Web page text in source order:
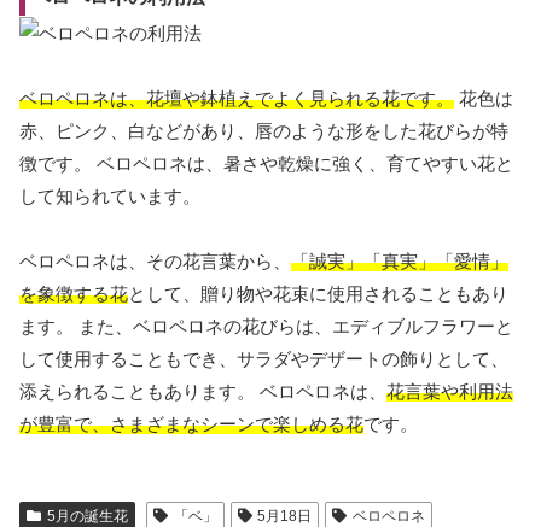
ベロペロネは、花壇や鉢植えでよく見られる花です。 花色は
赤、ピンク、白などがあり、唇のような形をした花びらが特
徴です。 ベロペロネは、暑さや乾燥に強く、育てやすい花と
して知られています。
ベロペロネは、その花言葉から、 「誠実」「真実」「愛情」
を象徴する花として、贈り物や花束に使用されることもあり
ます。 また、ベロペロネの花びらは、エディブルフラワーと
して使用することもでき、サラダやデザートの飾りとして、
添えられることもあります。 ベロペロネは、 花言葉や利用法
が豊富で、さまざまなシーンで楽しめる花です。
5月の誕生花 「ベ」 5月18日
ベロペロネ